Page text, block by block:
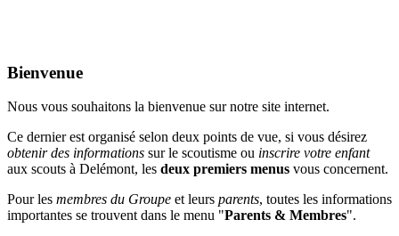
Bienvenue
Nous vous souhaitons la bienvenue sur notre site internet.
Ce dernier est organisé selon deux points de vue, si vous désirez
obtenir des informations sur le scoutisme ou inscrire votre enfant
aux scouts à Delémont, les deux premiers menus vous concernent.
Pour les membres du Groupe et leurs parents, toutes les informations
importantes se trouvent dans le menu "Parents & Membres".